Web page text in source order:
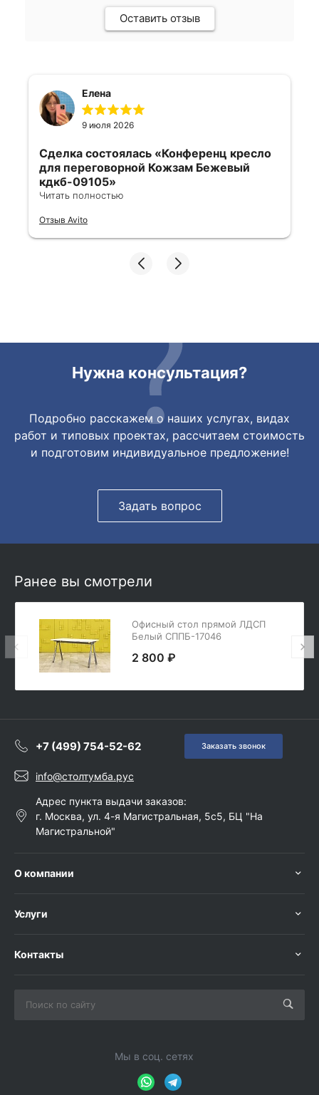
Оставить отзыв
Елена
9 июля 2026
Сделка состоялась «Конференц кресло
для переговорной Кожзам Бежевый
кдкб-09105»
ответы очень быстрые, всегда на связи.
Все подробно сфотографировали перед
складах их переместили на один. Так же
Читать полностью
Отзыв Avito
Нужна консультация?
Подробно расскажем о наших услугах, видах
работ и типовых проектах, рассчитаем стоимость
и подготовим индивидуальное предложение!
Задать вопрос
Ранее вы смотрели
Офисный стол прямой ЛДСП
Белый СППБ-17046
2 800 ₽
+7 (499) 754-52-62 Заказать звонок
info@столтумба.рус
Адрес пункта выдачи заказов:
г. Москва, ул. 4-я Магистральная, 5с5, БЦ "На
Магистральной"
О компании
Услуги
Контакты
Мы в соц. сетях